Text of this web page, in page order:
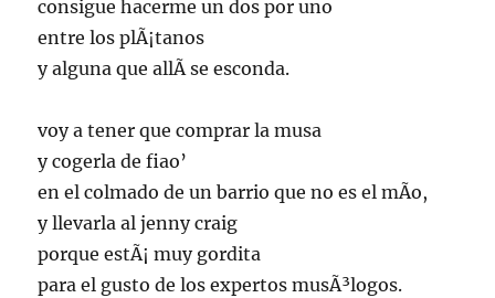
consigue hacerme un dos por uno
entre los plÃ¡tanos
y alguna que allÃ­ se esconda.
voy a tener que comprar la musa
y cogerla de fiao’
en el colmado de un barrio que no es el mÃ­o,
y llevarla al jenny craig
porque estÃ¡ muy gordita
para el gusto de los expertos musÃ³logos.